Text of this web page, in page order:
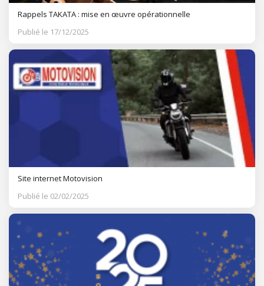
Rappels TAKATA : mise en œuvre opérationnelle
Publié le 17/12/2025
Site internet Motovision
Publié le 02/02/2025